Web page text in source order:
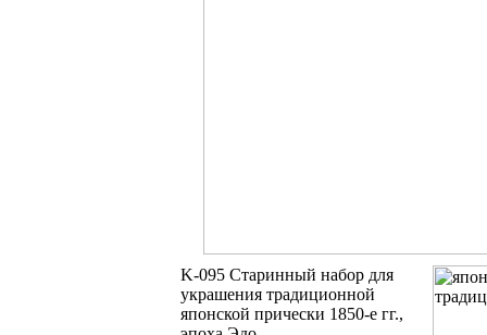
K-095 Старинный набор для
украшения традиционной
японской прически 1850-е гг.,